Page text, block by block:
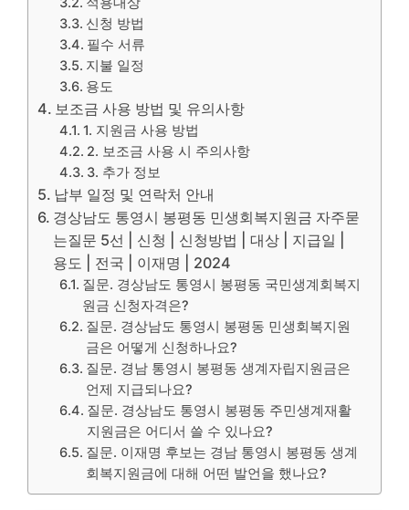
신청 방법
필수 서류
지불 일정
용도
보조금 사용 방법 및 유의사항
1. 지원금 사용 방법
2. 보조금 사용 시 주의사항
3. 추가 정보
납부 일정 및 연락처 안내
경상남도 통영시 봉평동 민생회복지원금 자주묻
는질문 5선 | 신청 | 신청방법 | 대상 | 지급일 |
용도 | 전국 | 이재명 | 2024
질문. 경상남도 통영시 봉평동 국민생계회복지
원금 신청자격은?
질문. 경상남도 통영시 봉평동 민생회복지원
금은 어떻게 신청하나요?
질문. 경남 통영시 봉평동 생계자립지원금은
언제 지급되나요?
질문. 경상남도 통영시 봉평동 주민생계재활
지원금은 어디서 쓸 수 있나요?
질문. 이재명 후보는 경남 통영시 봉평동 생계
회복지원금에 대해 어떤 발언을 했나요?